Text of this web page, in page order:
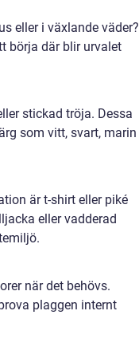
eller i växlande väder?
börja där blir urvalet
stickad tröja. Dessa
som vitt, svart, marin
är t-shirt eller piké
eller vadderad
när det behövs.
plaggen internt